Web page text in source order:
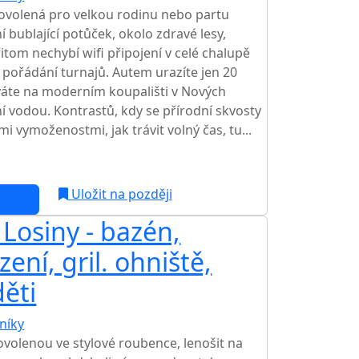
pro velkou rodinu nebo partu
bublající potůček, okolo zdravé lesy,
nechybí wifi připojení v celé chalupě
turnajů. Autem urazíte jen 20
na moderním koupališti v Nových
vodou. Kontrastů, kdy se přírodní skvosty
vymoženostmi, jak trávit volný čas, tu...
Uložit na později
- bazén,
gril. ohniště,
ve stylové roubence, lenošit na